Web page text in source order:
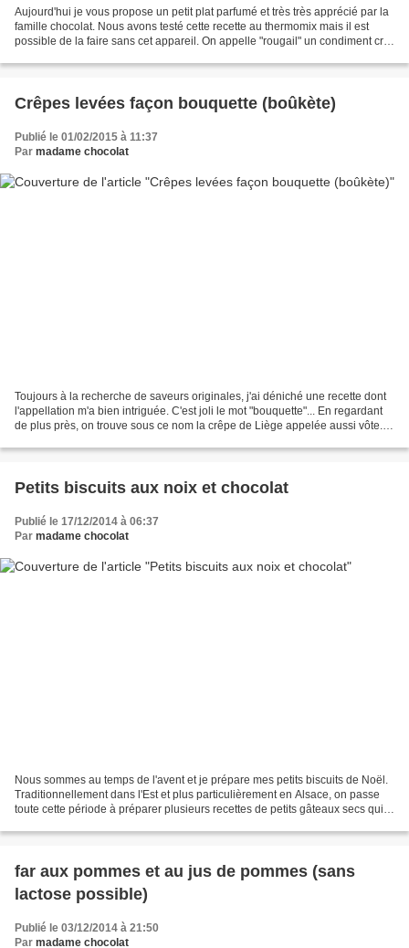
Aujourd'hui je vous propose un petit plat parfumé et très très apprécié par la
famille chocolat. Nous avons testé cette recette au thermomix mais il est
possible de la faire sans cet appareil. On appelle "rougail" un condiment cru
Crêpes levées façon bouquette (boûkète)
Publié le 01/02/2015 à 11:37
Par madame chocolat
Toujours à la recherche de saveurs originales, j'ai déniché une recette dont
l'appellation m'a bien intriguée. C'est joli le mot "bouquette"... En regardant
de plus près, on trouve sous ce nom la crêpe de Liège appelée aussi vôte.
Petits biscuits aux noix et chocolat
Publié le 17/12/2014 à 06:37
Par madame chocolat
Nous sommes au temps de l'avent et je prépare mes petits biscuits de Noël.
Traditionnellement dans l'Est et plus particulièrement en Alsace, on passe
toute cette période à préparer plusieurs recettes de petits gâteaux secs qui
far aux pommes et au jus de pommes (sans
lactose possible)
Publié le 03/12/2014 à 21:50
Par madame chocolat